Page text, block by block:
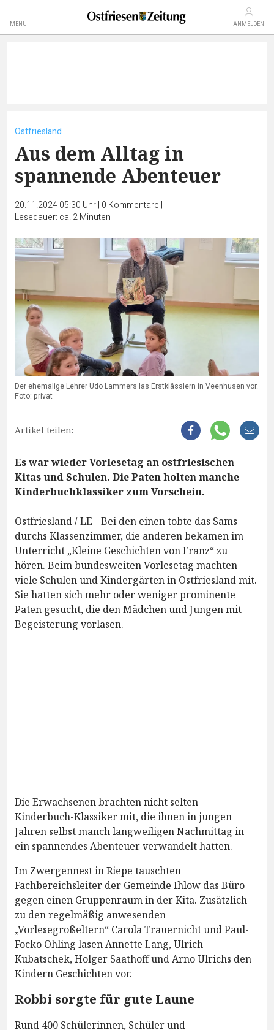
MENÜ ANMELDEN
Ostfriesland
Aus dem Alltag in
spannende Abenteuer
20.11.2024 05:30 Uhr| 0 Kommentare |
Lesedauer: ca. 2 Minuten
Der ehemalige Lehrer Udo Lammers las Erstklässlern in Veenhusen vor.
Foto: privat
Artikel teilen:
Es war wieder Vorlesetag an ostfriesischen
Kitas und Schulen. Die Paten holten manche
Kinderbuchklassiker zum Vorschein.
Ostfriesland / LE - Bei den einen tobte das Sams
durchs Klassenzimmer, die anderen bekamen im
Unterricht „Kleine Geschichten von Franz“ zu
hören. Beim bundesweiten Vorlesetag machten
viele Schulen und Kindergärten in Ostfriesland mit.
Sie hatten sich mehr oder weniger prominente
Paten gesucht, die den Mädchen und Jungen mit
Begeisterung vorlasen.
Die Erwachsenen brachten nicht selten
Kinderbuch-Klassiker mit, die ihnen in jungen
Jahren selbst manch langweiligen Nachmittag in
ein spannendes Abenteuer verwandelt hatten.
Im Zwergennest in Riepe tauschten
Fachbereichsleiter der Gemeinde Ihlow das Büro
gegen einen Gruppenraum in der Kita. Zusätzlich
zu den regelmäßig anwesenden
„Vorlesegroßeltern“ Carola Trauernicht und Paul-
Focko Ohling lasen Annette Lang, Ulrich
Kubatschek, Holger Saathoff und Arno Ulrichs den
Kindern Geschichten vor.
Robbi sorgte für gute Laune
Rund 400 Schülerinnen, Schüler und